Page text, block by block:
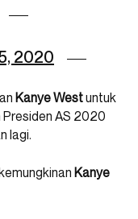
2020
KanyeWestuntuk
AS 2020
lagi.
Kanye